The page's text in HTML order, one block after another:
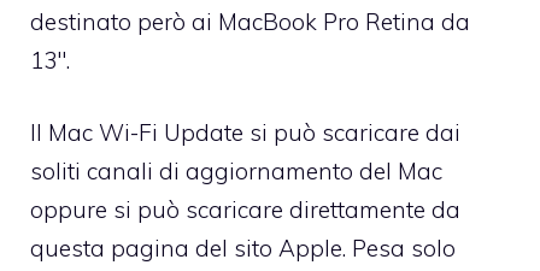
destinato però ai MacBook Pro Retina da
13″.
Il Mac Wi-Fi Update si può scaricare dai
soliti canali di aggiornamento del Mac
oppure si può scaricare direttamente da
questa pagina del sito Apple. Pesa solo